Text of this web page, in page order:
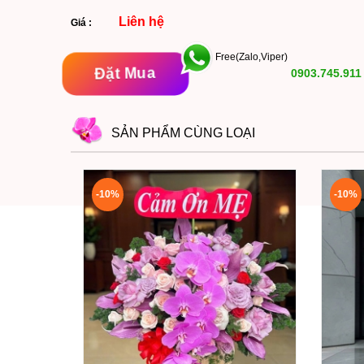
Giá : Liên hệ
Đặt Mua
Free(Zalo,Viper)
0903.745.911
SẢN PHẨM CÙNG LOẠI
-10% -10%